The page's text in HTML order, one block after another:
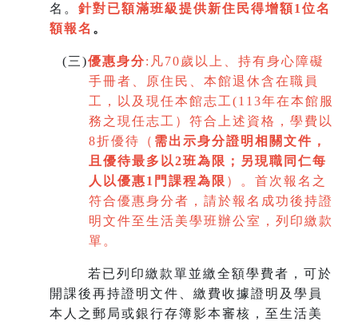
名。 針對已額滿班級提供新住民得增額1 位名
額報名 。
(三)優惠身分: 凡70歲以上、持有身心障礙
手冊者、原住民、本館退休含在職員
工，以及現任本館志工(113年在本館服
務之現任志工）符合上述資格，學費以
8折優待（ 需出示身分證明相關文件，
且優待最多以2班為限 ； 另現職同仁每
人以優惠1門課程為限 ）。首次報名之
符合優惠身分者，請於報名成功後持證
明文件至生活美學班辦公室，列印繳款
單。
若已列印繳款單並繳全額學費者，可於
開課後再持證明文件、繳費收據證明及學員
本人之郵局或銀行存簿影本審核，至生活美